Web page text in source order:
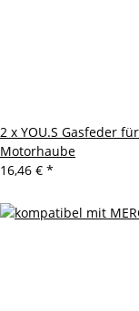
2 x YOU.S Gasfeder
Motorhaube
16,46 € *